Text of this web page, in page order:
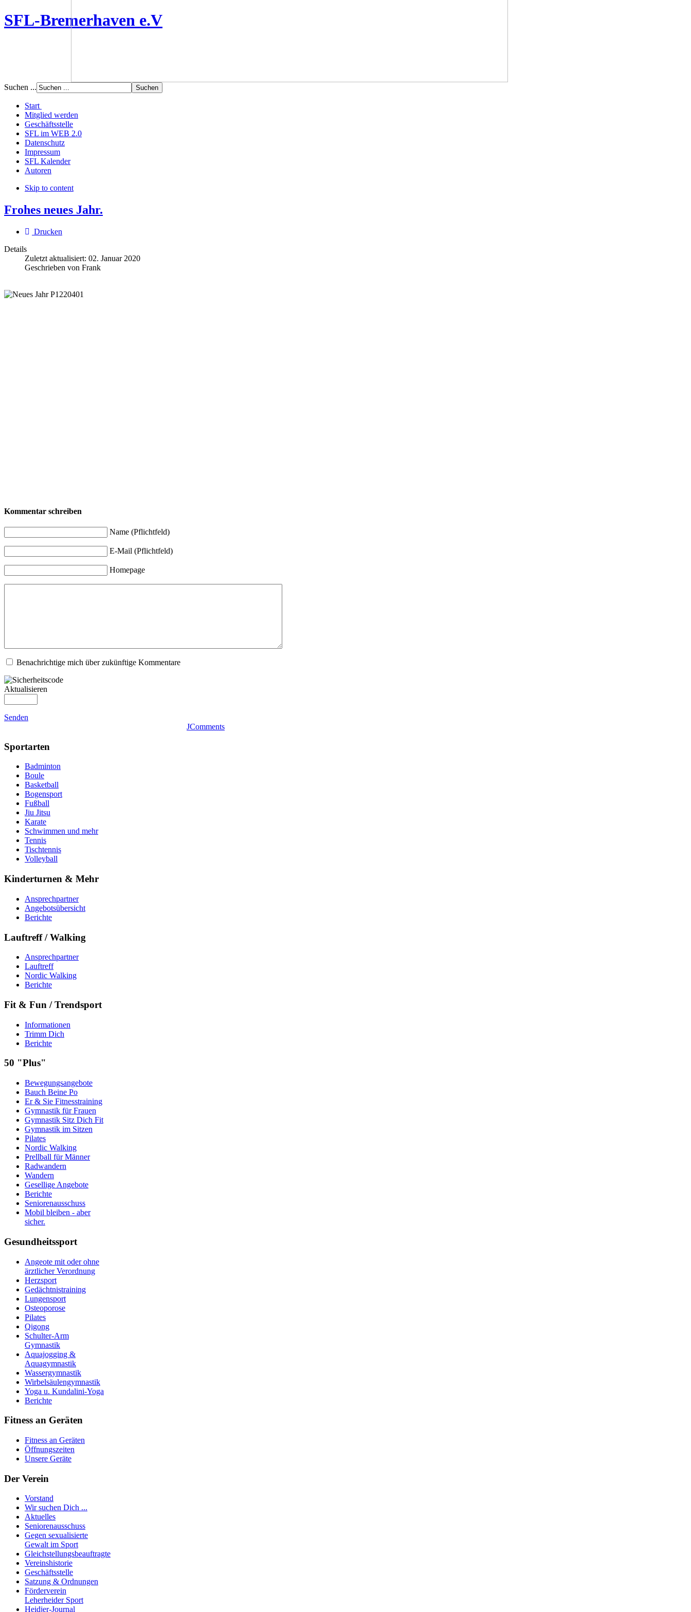
SFL-Bremerhaven e.V
Suchen ...
Start
Mitglied werden
Geschäftsstelle
SFL im WEB 2.0
Datenschutz
Impressum
SFL Kalender
Autoren
Skip to content
Frohes neues Jahr.
Drucken
Details
Zuletzt aktualisiert: 02. Januar 2020
Geschrieben von Frank
Kommentar schreiben
Name (Pflichtfeld)
E-Mail (Pflichtfeld)
Homepage
Benachrichtige mich über zukünftige Kommentare
Aktualisieren
Senden
JComments
Sportarten
Badminton
Boule
Basketball
Bogensport
Fußball
Jiu Jitsu
Karate
Schwimmen und mehr
Tennis
Tischtennis
Volleyball
Kinderturnen & Mehr
Ansprechpartner
Angebotsübersicht
Berichte
Lauftreff / Walking
Ansprechpartner
Lauftreff
Nordic Walking
Berichte
Fit & Fun / Trendsport
Informationen
Trimm Dich
Berichte
50 "Plus"
Bewegungsangebote
Bauch Beine Po
Er & Sie Fitnesstraining
Gymnastik für Frauen
Gymnastik Sitz Dich Fit
Gymnastik im Sitzen
Pilates
Nordic Walking
Prellball für Männer
Radwandern
Wandern
Gesellige Angebote
Berichte
Seniorenausschuss
Mobil bleiben - aber
sicher.
Gesundheitssport
Angeote mit oder ohne
ärztlicher Verordnung
Herzsport
Gedächtnistraining
Lungensport
Osteoporose
Pilates
Qigong
Schulter-Arm
Gymnastik
Aquajogging &
Aquagymnastik
Wassergymnastik
Wirbelsäulengymnastik
Yoga u. Kundalini-Yoga
Berichte
Fitness an Geräten
Fitness an Geräten
Öffnungszeiten
Unsere Geräte
Der Verein
Vorstand
Wir suchen Dich ...
Aktuelles
Seniorenausschuss
Gegen sexualisierte
Gewalt im Sport
Gleichstellungsbeauftragte
Vereinshistorie
Geschäftsstelle
Satzung & Ordnungen
Förderverein
Leherheider Sport
Heidjer-Journal